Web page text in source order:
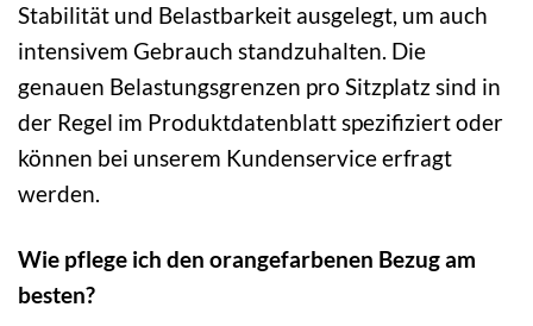
Stabilität und Belastbarkeit ausgelegt, um auch
intensivem Gebrauch standzuhalten. Die
genauen Belastungsgrenzen pro Sitzplatz sind in
der Regel im Produktdatenblatt spezifiziert oder
können bei unserem Kundenservice erfragt
werden.
Wie pflege ich den orangefarbenen Bezug am
besten?